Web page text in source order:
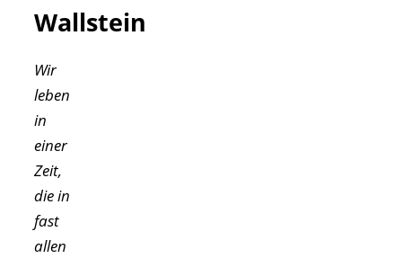
Wallstein
Wir
leben
in
einer
Zeit,
die in
fast
allen